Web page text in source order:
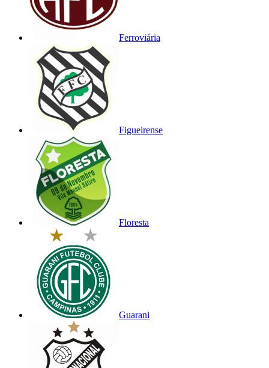
Ferroviária
Figueirense
Floresta
Guarani